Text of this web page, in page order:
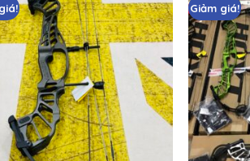
Add
wishlist
Giảm giá!